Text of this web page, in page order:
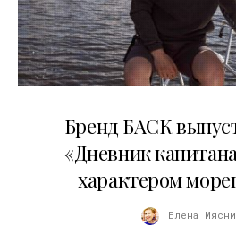
Бренд БАСК
«Дневник
характером
Елена